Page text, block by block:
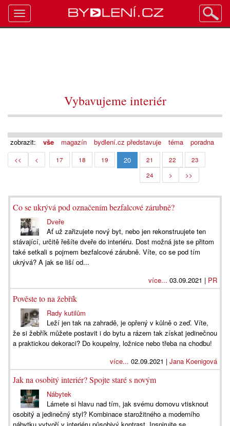
Vybavujeme interiér
zobrazit: vše magazín bydlení.cz představuje téma poradna
<< < 17 18 19 20 21 22
23
24
> >>
Co se ukrývá pod označením bezfalcové zárubně?
Dveře
Ať už zařizujete nový byt, nebo jen rekonstruujete ten
stávající, určitě řešíte dveře do interiéru. Dost možná jste se přitom
také setkali s pojmem bezfalcové zárubně. Víte, co se pod tím
ukrývá? A jak se liší od...
více... 03.09.2021 | PR
Pověste to na žebřík
Rady kutilům
Leží jen tak na zahradě, je opřený v kůlně o zeď. Víte,
že si žebřík můžete postavit i do bytu a rázem tak získat jedinečnou
a praktickou dekoraci? Do koupelny, ložnice nebo třeba na chodbu!
více... 02.09.2021 | Jana Koenigová
Jak na osobitý interiér? Spojte staré s novým
Nábytek
Lámete si hlavu nad tím, jak svému domovu vtisknout
osobitý a jedinečný styl? Kombinace starožitného a moderního
Toggle
navigation